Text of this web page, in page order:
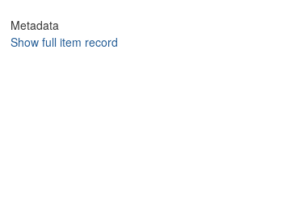
Metadata
Show full item record